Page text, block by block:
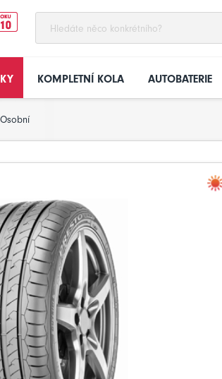
KOMPLETNÍ KOLA AUTOBATERIE
Osobní